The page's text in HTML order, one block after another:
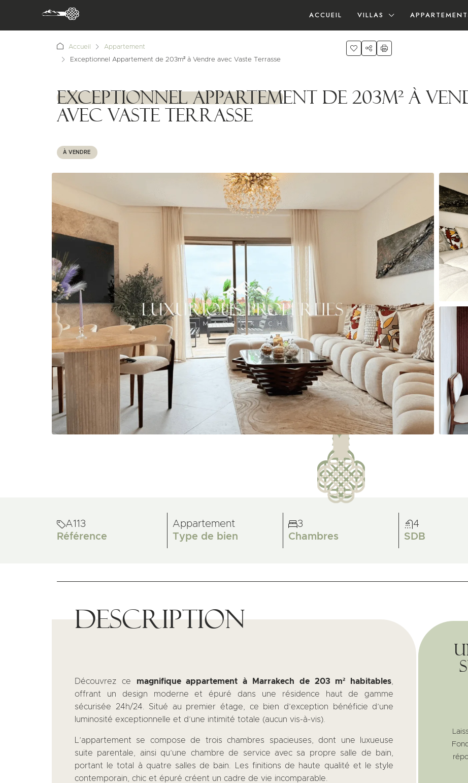
ACCUEIL VILLAS
Accueil
Appartement
Exceptionnel Appartement de 203m² à Vendre avec Vaste Terrasse
1111111
Exceptionnel Appartement de 203m² à
avec Vaste Terrasse
À VENDRE
A113
Référence
Appartement
Type de bien
3
Chambres
4
SDB
Description
Découvrez ce magnifique appartement à Marrakech de 203 m² habitables
offrant un design moderne et épuré dans une résidence haut de gamme
sécurisée 24h/24. Situé au premier étage, ce bien d’exception bénéficie d’une
luminosité exceptionnelle et d’une intimité totale (aucun vis-à-vis).
L’appartement se compose de trois chambres spacieuses, dont une luxueuse
suite parentale, ainsi qu’une chambre de service avec sa propre salle de bain,
portant le total à quatre salles de bain. Les finitions de haute qualité et le style
contemporain, chic et épuré créent un cadre de vie incomparable.